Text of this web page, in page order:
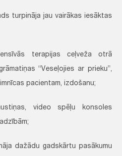
turpināja jau vairākas iesāktas
terapijas ceļveža otrā
“Veseļojies ar prieku”,
pacientam, izdošanu;
video spēļu konsoles
dažādu gadskārtu pasākumu